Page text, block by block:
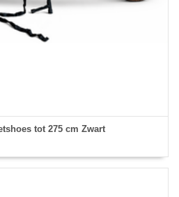
tot 275 cm Zwart